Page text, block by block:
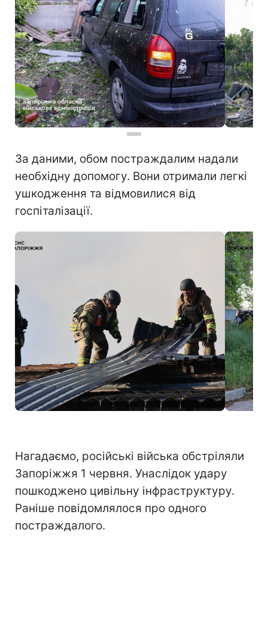
За даними, обом постраждалим надали
необхідну допомогу. Вони отримали легкі
ушкодження та відмовилися від
госпіталізації.
Нагадаємо, російські війська обстріляли
Запоріжжя 1 червня. Унаслідок удару
пошкоджено цивільну інфраструктуру.
Раніше повідомлялося про одного
постраждалого.